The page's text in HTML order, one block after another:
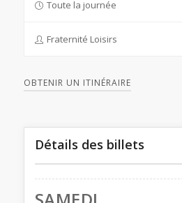
Toute la journée
Fraternité Loisirs
OBTENIR UN ITINÉRAIRE
Détails des billets